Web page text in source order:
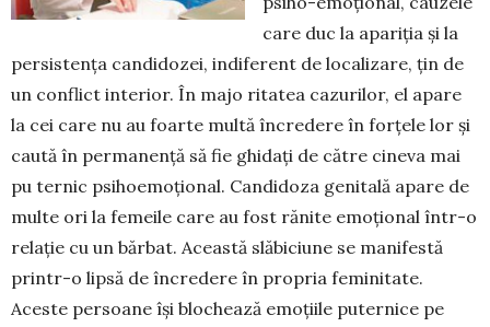
care duc la apariţia şi la
persistenţa candidozei, indiferent de localizare, ţin de
un conflict interior. În majo­ ritatea cazurilor, el apare
la cei care nu au foarte multă încredere în forțele lor şi
caută în permanenţă să fie ghidaţi de către cineva mai
pu­ ternic psihoemoţional. Candidoza genitală apare de
multe ori la femeile care au fost rănite emoţional într-o
relaţie cu un bărbat. Această slăbiciune se manifestă
printr-o lipsă de încredere în propria feminitate.
Aceste persoane îşi blochează emoţiile puternice pe